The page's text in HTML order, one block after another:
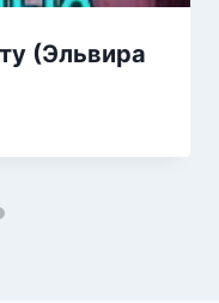
(Эльвира